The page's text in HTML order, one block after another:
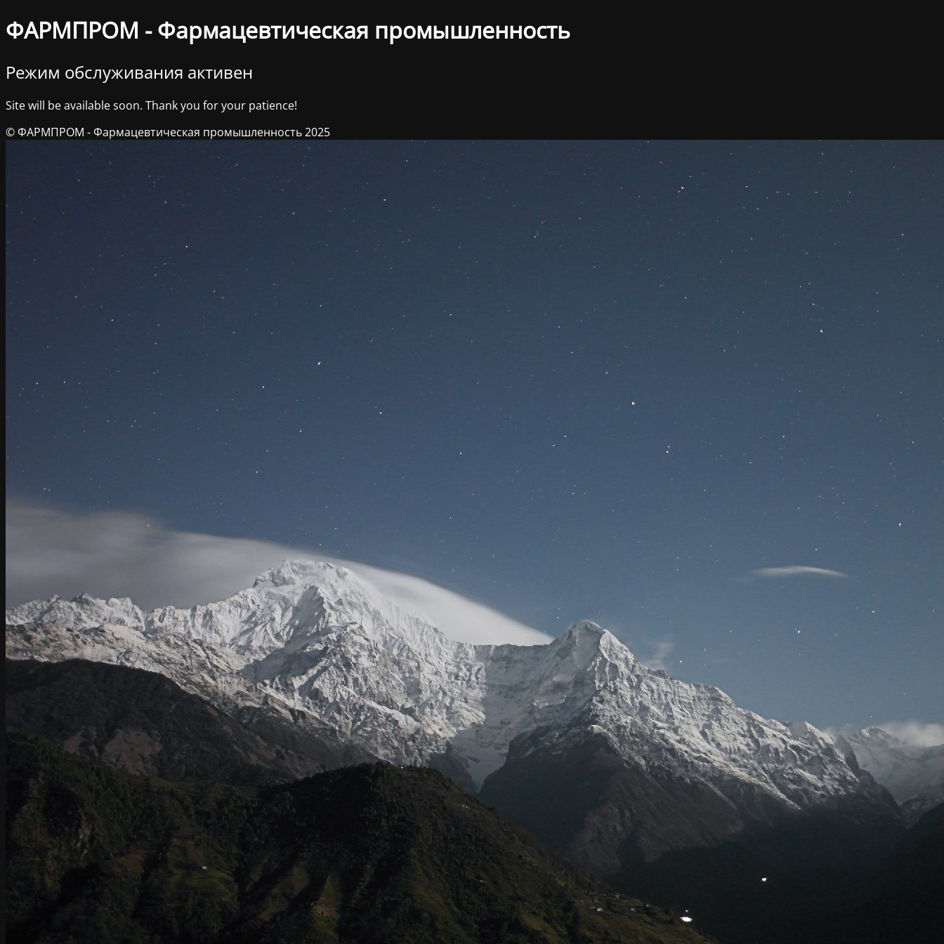
ФАРМПРОМ - Фармацевтическая промышленность
Режим обслуживания активен
Site will be available soon. Thank you for your patience!
© ФАРМПРОМ - Фармацевтическая промышленность 2025